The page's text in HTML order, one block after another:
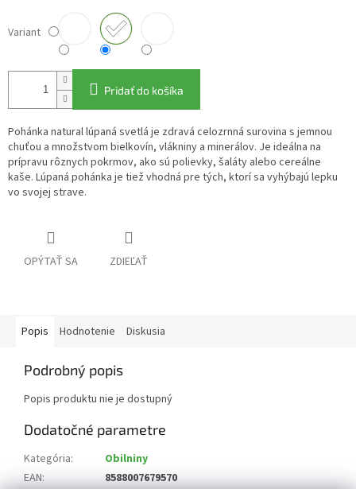
Variant
Pridať do košíka
Pohánka natural lúpaná svetlá je zdravá celozrnná surovina s jemnou
chuťou a množstvom bielkovín, vlákniny a minerálov. Je ideálna na
prípravu rôznych pokrmov, ako sú polievky, šaláty alebo cereálne
kaše. Lúpaná pohánka je tiež vhodná pre tých, ktorí sa vyhýbajú lepku
vo svojej strave.
OPÝTAŤ SA ZDIEĽAŤ
Popis Hodnotenie Diskusia
Podrobný popis
Popis produktu nie je dostupný
Dodatočné parametre
Kategória:
Obilniny
EAN: 8588007679570